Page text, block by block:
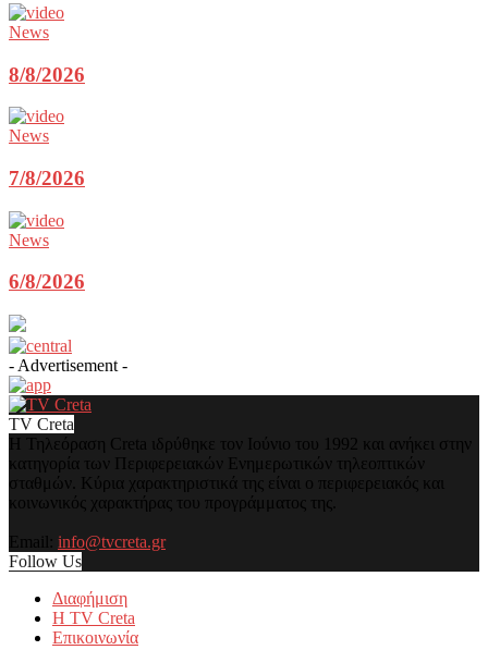
News
8/8/2026
News
7/8/2026
News
6/8/2026
- Advertisement -
TV Creta
Η Τηλεόραση Creta ιδρύθηκε τον Ιούνιο του 1992 και ανήκει στην
κατηγορία των Περιφερειακών Ενημερωτικών τηλεοπτικών
σταθμών. Κύρια χαρακτηριστικά της είναι ο περιφερειακός και
κοινωνικός χαρακτήρας του προγράμματος της.
Email: info@tvcreta.gr
Follow Us
Διαφήμιση
Η TV Creta
Επικοινωνία